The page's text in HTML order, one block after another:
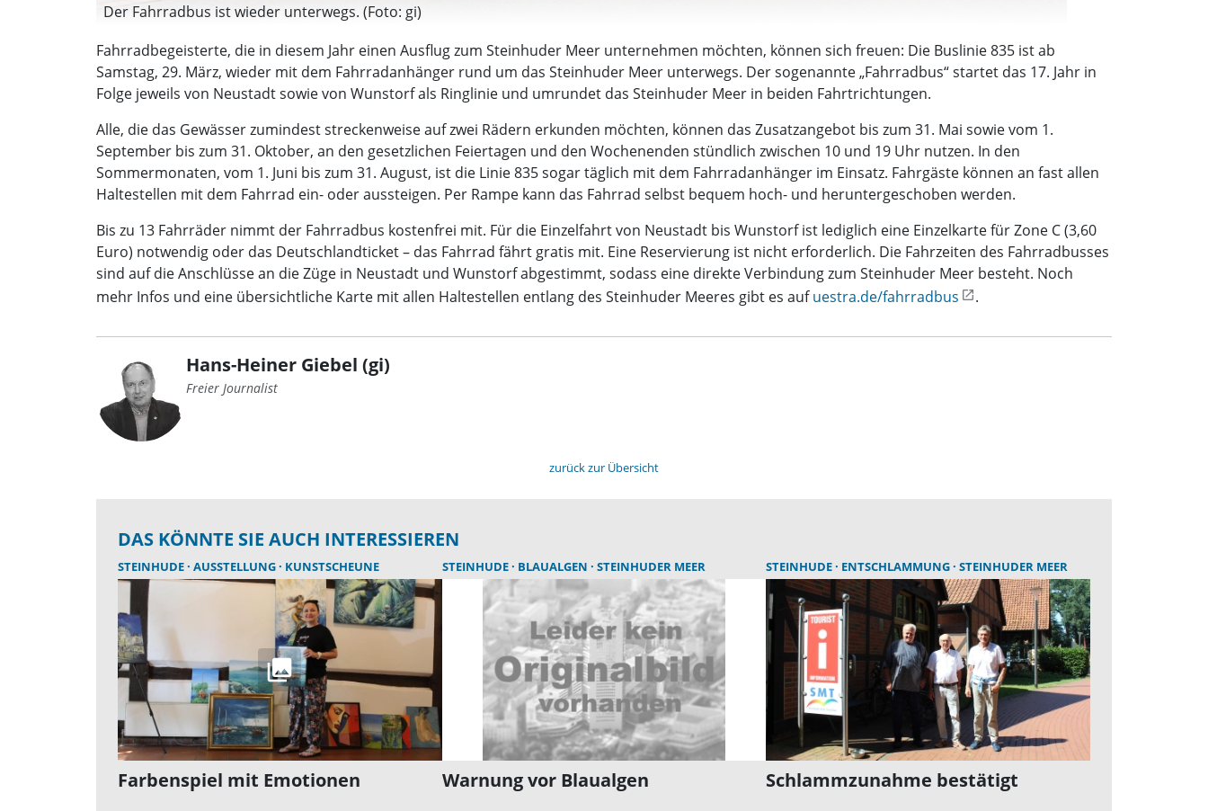
Der Fahrradbus ist wieder unterwegs. (Foto: gi)
Fahrradbegeisterte, die in diesem Jahr einen Ausflug zum Steinhuder Meer unternehmen möchten, können sich freuen: Die Buslinie 835 ist ab
Samstag, 29. März, wieder mit dem Fahrradanhänger rund um das Steinhuder Meer unterwegs. Der sogenannte „Fahrradbus“ startet das 17. Jahr in
Folge jeweils von Neustadt sowie von Wunstorf als Ringlinie und umrundet das Steinhuder Meer in beiden Fahrtrichtungen.
Alle, die das Gewässer zumindest streckenweise auf zwei Rädern erkunden möchten, können das Zusatzangebot bis zum 31. Mai sowie vom 1.
September bis zum 31. Oktober, an den gesetzlichen Feiertagen und den Wochenenden stündlich zwischen 10 und 19 Uhr nutzen. In den
Sommermonaten, vom 1. Juni bis zum 31. August, ist die Linie 835 sogar täglich mit dem Fahrradanhänger im Einsatz. Fahrgäste können an fast allen
Haltestellen mit dem Fahrrad ein- oder aussteigen. Per Rampe kann das Fahrrad selbst bequem hoch- und heruntergeschoben werden.
Bis zu 13 Fahrräder nimmt der Fahrradbus kostenfrei mit. Für die Einzelfahrt von Neustadt bis Wunstorf ist lediglich eine Einzelkarte für Zone C (3,60
Euro) notwendig oder das Deutschlandticket – das Fahrrad fährt gratis mit. Eine Reservierung ist nicht erforderlich. Die Fahrzeiten des Fahrradbusses
sind auf die Anschlüsse an die Züge in Neustadt und Wunstorf abgestimmt, sodass eine direkte Verbindung zum Steinhuder Meer besteht. Noch
mehr Infos und eine übersichtliche Karte mit allen Haltestellen entlang des Steinhuder Meeres gibt es aufuestra.de/fahrradbus .
Hans-Heiner Giebel (gi)
Freier Journalist
zurück zur Übersicht
DAS KÖNNTE SIE AUCH INTERESSIEREN
STEINHUDE AUSSTELLUNG KUNSTSCHEUNE
Farbenspiel mit Emotionen
STEINHUDE BLAUALGEN STEINHUDER MEER
Warnung vor Blaualgen
STEINHUDE ENTSCHLAMMUNG STEINHUDER MEER
Schlammzunahme bestätigt